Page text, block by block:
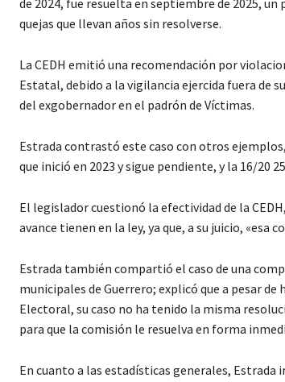
quejas que llevan años sin resolverse.
La CEDH emitió una recomendación por
Estatal, debido a la vigilancia ejercida fuera de
del exgobernador en el padrón de Víctimas.
Estrada contrastó este caso con otros
que inició en 2023 y sigue pendiente, y la 16/20
El legislador cuestionó la efectividad de la
avance tienen en la ley, ya que, a su juicio, «esa
Estrada también compartió el caso de una
municipales de Guerrero; explicó que a pesar
Electoral, su caso no ha tenido la misma
para que la comisión le resuelva en forma
En cuanto a las estadísticas generales, Estrada